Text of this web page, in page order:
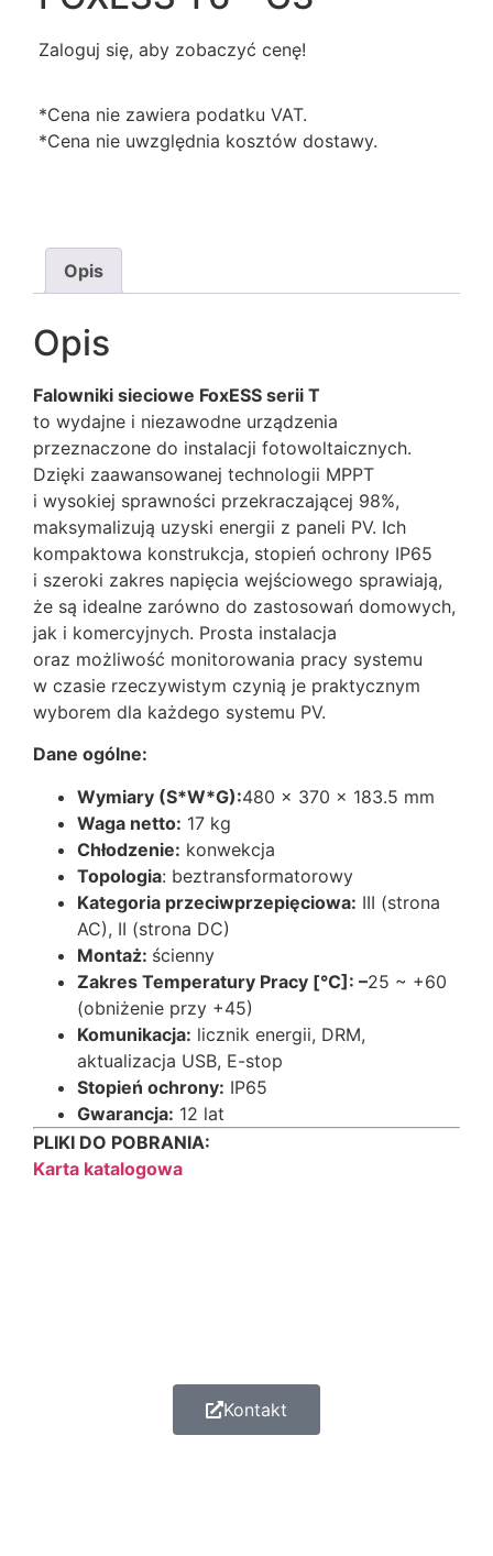
Zaloguj się, aby zobaczyć cenę!
*Cena nie zawiera podatku VAT.
*Cena nie uwzględnia kosztów dostawy.
Opis
Opis
Falowniki sieciowe FoxESS serii T
to wydajne i niezawodne urządzenia
przeznaczone do instalacji fotowoltaicznych.
Dzięki zaawansowanej technologii MPPT
i wysokiej sprawności przekraczającej 98%,
maksymalizują uzyski energii z paneli PV. Ich
kompaktowa konstrukcja, stopień ochrony IP65
i szeroki zakres napięcia wejściowego sprawiają,
że są idealne zarówno do zastosowań domowych,
jak i komercyjnych. Prosta instalacja
oraz możliwość monitorowania pracy systemu
w czasie rzeczywistym czynią je praktycznym
wyborem dla każdego systemu PV.
Dane ogólne:
Wymiary (S*W*G):480 x 370 x 183.5 mm
Waga netto: 17 kg
Chłodzenie: konwekcja
Topologia: beztransformatorowy
Kategoria przeciwprzepięciowa: III (strona
AC), II (strona DC)
Montaż: ścienny
Zakres Temperatury Pracy [°C]: –25 ~ +60
(obniżenie przy +45)
Komunikacja: licznik energii, DRM,
aktualizacja USB, E-stop
Stopień ochrony: IP65
Gwarancja: 12 lat
PLIKI DO POBRANIA:
Karta katalogowa
Kontakt